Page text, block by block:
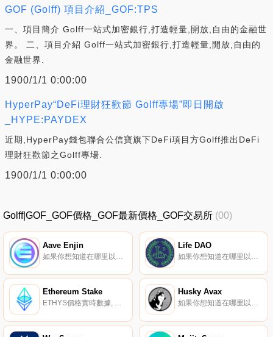
GOF (Golff) 項目介紹_GOF:TPS
一、項目簡介 Golff一站式加密銀行,打造輕量,開放,自由的金融世
界。 二、項目介紹 Golff一站式加密銀行,打造輕量,開放,自由的
金融世界.
1900/1/1 0:00:00
HyperPay“DeFi理財狂歡節 Golff專場”即日開啟
_HYPE:PAYDEX
近期,HyperPay錢包聯合公信寶旗下DeFi項目方Golff推出DeFi
理財狂歡節之Golff專場.
1900/1/1 0:00:00
Golff|GOF_GOF價格_GOF最新價格_GOF交易所 (00)
Aave Enjin Life DAO
Ethereum Stake
ETHYS價格實時數據, 什么是Ethereum Stake（ETHYS）？Ethereum Stake（ETHYS）是一種去中心化金融（DeFi）代幣,于2020年12月首次在以太坊收益率（ETHY）生態系統上推出.
Husky Avax
如果你想知道在哪里以當前價格購買Husky Avax,目前交易{Husky Avax]股票的頂級加密貨幣交易所是PancakeSwap（V2）、Trader Joe（雪崩）、Pangolin和Elk Finance（雪崩）。您可以在我們的加密貨幣交易所頁面上找到其他列表.